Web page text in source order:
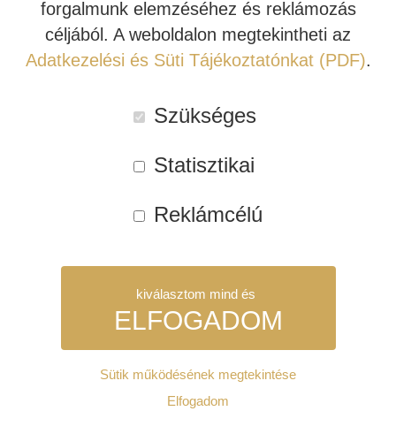
Meghallgatható és megvásárolható a Házimozi Stúdió
bemutatótermében! Hívjon minket most, foglaljon időpontot
egy feledhetetlen házimozi demonstrációra! A termék
Kipróbálható bemutatótermünkben!
mennyiség
Kosárba teszem
Polchangfal,Revel
kis hangfal,lapos hangfal
INDIANA LINE
forgalmunk elemzéséhez és reklámozás
céljából. A weboldalon megtekintheti az
Adatkezelési és Süti Tájékoztatónkat (PDF).
Szükséges
Statisztikai
Reklámcélú
kiválasztom mind és
ELFOGADOM
Sütik működésének megtekintése
Elfogadom